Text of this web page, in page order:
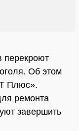
перекроют
Об этом
Плюс».
ремонта
завершить